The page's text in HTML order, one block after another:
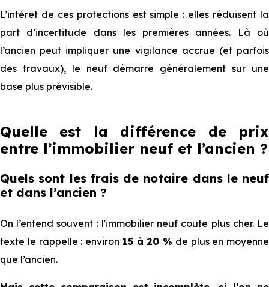
L’intérêt de ces protections est simple : elles réduisent la
part d’incertitude dans les premières années. Là où
l’ancien peut impliquer une vigilance accrue (et parfois
des travaux), le neuf démarre généralement sur une
base plus prévisible.
Quelle est la différence de prix
entre l’immobilier neuf et l’ancien ?
Quels sont les frais de notaire dans le neuf
et dans l’ancien ?
On l’entend souvent : l'immobilier neuf coûte plus cher. Le
texte le rappelle : environ 15 à 20 % de plus en moyenne
que l’ancien.